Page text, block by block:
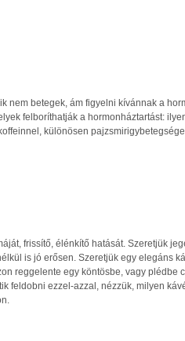
nem betegek, ám figyelni kívánnak a
felboríthatják a hormonháztartást:
különösen
frissítő, élénkítő hatását. Szeretjük
is jó erősen. Szeretjük egy elegáns
reggelente egy köntösbe, vagy plédbe
feldobni ezzel-azzal, nézzük, milyen